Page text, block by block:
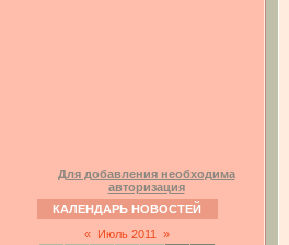
Для добавления необходима
авторизация
КАЛЕНДАРЬ НОВОСТЕЙ
«
Июль 2011
»